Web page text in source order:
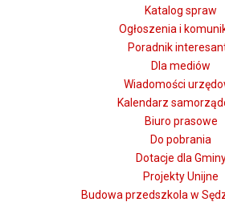
Katalog spraw
Ogłoszenia i
Poradnik
Dla mediów
Wiadomości
Kalendarz
Biuro prasowe
Do pobrania
Dotacje dla
Projekty Unijne
Budowa przedszkola w